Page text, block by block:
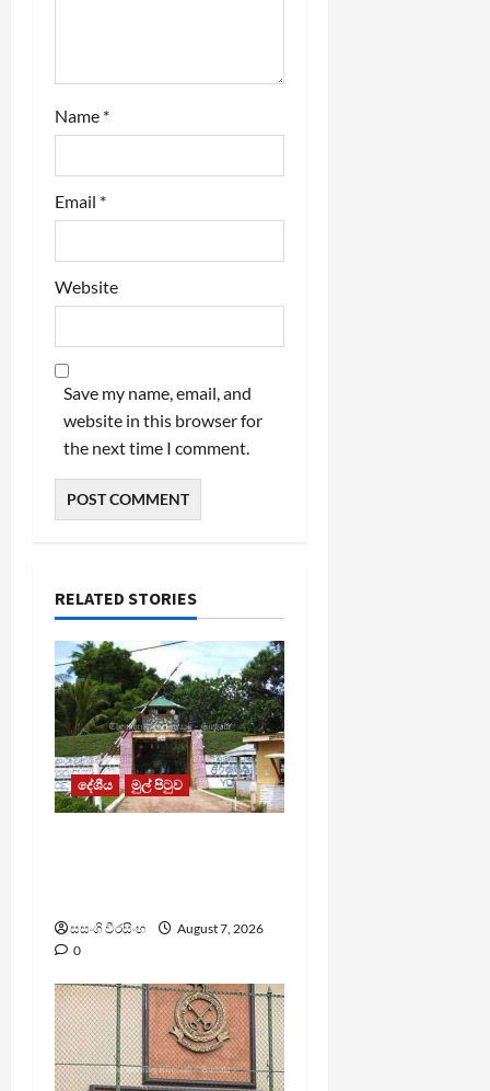
Name *
Email *
Website
Save my name, email, and
website in this browser for
the next time I comment.
RELATED STORIES
දේශීය මුල් පිටුව
සසංගි වීරසිංහ
August 7, 2026
0